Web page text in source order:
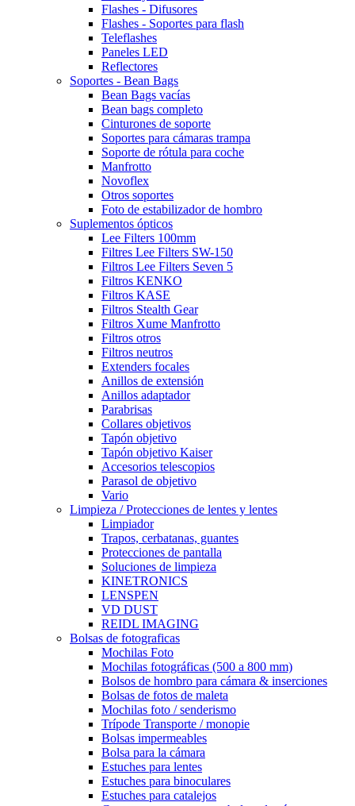
Flashes - Difusores
Flashes - Soportes para flash
Teleflashes
Paneles LED
Reflectores
Soportes - Bean Bags
Bean Bags vacías
Bean bags completo
Cinturones de soporte
Soportes para cámaras trampa
Soporte de rótula para coche
Manfrotto
Novoflex
Otros soportes
Foto de estabilizador de hombro
Suplementos ópticos
Lee Filters 100mm
Filtres Lee Filters SW-150
Filtros Lee Filters Seven 5
Filtros KENKO
Filtros KASE
Filtros Stealth Gear
Filtros Xume Manfrotto
Filtros otros
Filtros neutros
Extenders focales
Anillos de extensión
Anillos adaptador
Parabrisas
Collares objetivos
Tapón objetivo
Tapón objetivo Kaiser
Accesorios telescopios
Parasol de objetivo
Vario
Limpieza / Protecciones de lentes y lentes
Limpiador
Trapos, cerbatanas, guantes
Protecciones de pantalla
Soluciones de limpieza
KINETRONICS
LENSPEN
VD DUST
REIDL IMAGING
Bolsas de fotograficas
Mochilas Foto
Mochilas fotográficas (500 a 800 mm)
Bolsos de hombro para cámara & inserciones
Bolsas de fotos de maleta
Mochilas foto / senderismo
Trípode Transporte / monopie
Bolsas impermeables
Bolsa para la cámara
Estuches para lentes
Estuches para binoculares
Estuches para catalejos